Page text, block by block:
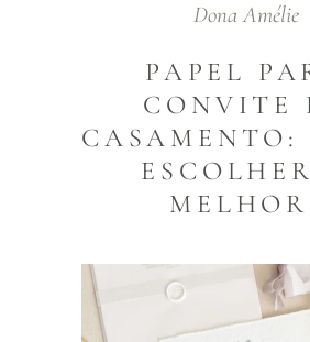
Dona Amélie
PAPEL
CONVITE
CASAMENTO: